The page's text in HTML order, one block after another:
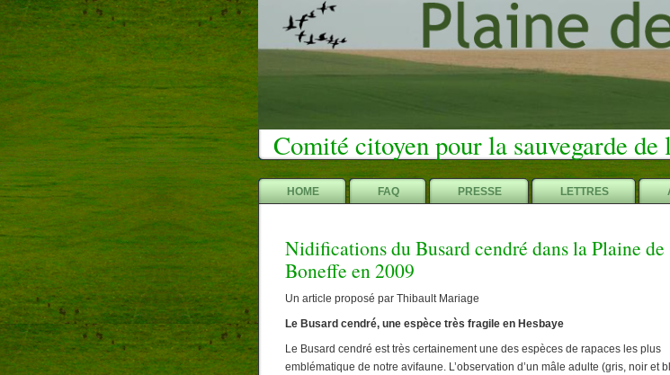
Comité citoyen pour la sauvegarde
HOME FAQ PRESSE LETTRES
Nidifications du Busard cendré dans la Plaine de
Boneffe en 2009
Un article proposé par Thibault Mariage
Le Busard cendré, une espèce très fragile en Hesbaye
Le Busard cendré est très certainement une des espèces de rapaces les plus
emblématique de notre avifaune. L’observation d’un mâle adulte (gris, noir et